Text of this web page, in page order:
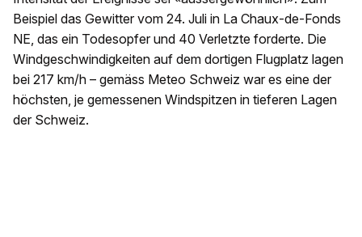
Beispiel das Gewitter vom 24. Juli in La Chaux-de-Fonds
NE, das ein Todesopfer und 40 Verletzte forderte. Die
Windgeschwindigkeiten auf dem dortigen Flugplatz lagen
bei 217 km/h – gemäss Meteo Schweiz war es eine der
höchsten, je gemessenen Windspitzen in tieferen Lagen
der Schweiz.